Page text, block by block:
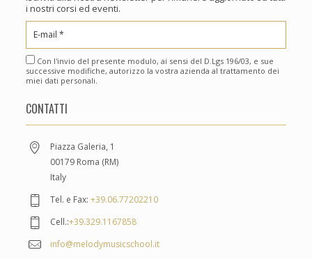
i nostri corsi ed eventi.
Con l'invio del presente modulo, ai sensi del D.Lgs 196/03, e sue
successive modifiche, autorizzo la vostra azienda al trattamento dei
miei dati personali.
CONTATTI
Piazza Galeria, 1
00179 Roma (RM)
Italy
Tel. e Fax:+39.06.77202210
Cell.:+39.329.1167858
info@melodymusicschool.it